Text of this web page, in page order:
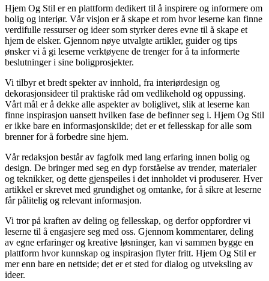
Hjem Og Stil er en plattform dedikert til å inspirere og informere om
bolig og interiør. Vår visjon er å skape et rom hvor leserne kan finne
verdifulle ressurser og ideer som styrker deres evne til å skape et
hjem de elsker. Gjennom nøye utvalgte artikler, guider og tips
ønsker vi å gi leserne verktøyene de trenger for å ta informerte
beslutninger i sine boligprosjekter.
Vi tilbyr et bredt spekter av innhold, fra interiørdesign og
dekorasjonsideer til praktiske råd om vedlikehold og oppussing.
Vårt mål er å dekke alle aspekter av boliglivet, slik at leserne kan
finne inspirasjon uansett hvilken fase de befinner seg i. Hjem Og Stil
er ikke bare en informasjonskilde; det er et fellesskap for alle som
brenner for å forbedre sine hjem.
Vår redaksjon består av fagfolk med lang erfaring innen bolig og
design. De bringer med seg en dyp forståelse av trender, materialer
og teknikker, og dette gjenspeiles i det innholdet vi produserer. Hver
artikkel er skrevet med grundighet og omtanke, for å sikre at leserne
får pålitelig og relevant informasjon.
Vi tror på kraften av deling og fellesskap, og derfor oppfordrer vi
leserne til å engasjere seg med oss. Gjennom kommentarer, deling
av egne erfaringer og kreative løsninger, kan vi sammen bygge en
plattform hvor kunnskap og inspirasjon flyter fritt. Hjem Og Stil er
mer enn bare en nettside; det er et sted for dialog og utveksling av
ideer.